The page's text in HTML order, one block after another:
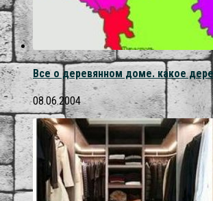
Все о деревянном доме. какое
08.06.2004